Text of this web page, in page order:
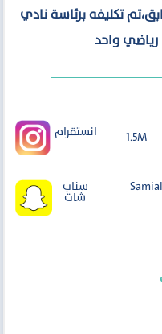
تكليفه برئاسة نادي
واحد
انستقرام 1.5M
سناب
شات